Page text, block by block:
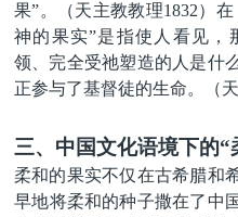
果”。（天主教教理1832）
神的果实”是指使人看见，
领、完全受祂塑造的人是什
正参与了基督徒的生命。（
三、 中国文化语境下的“
柔和的果实不仅在古希腊和
早地将柔和的种子撒在了中